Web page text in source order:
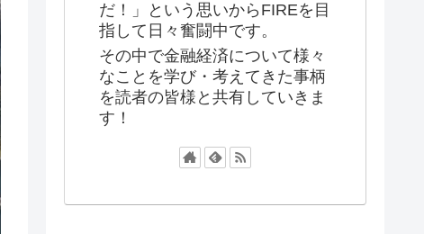
だ！」という思いからFIREを目
指して日々奮闘中です。
その中で金融経済について様々
なことを学び・考えてきた事柄
を読者の皆様と共有していきま
す！